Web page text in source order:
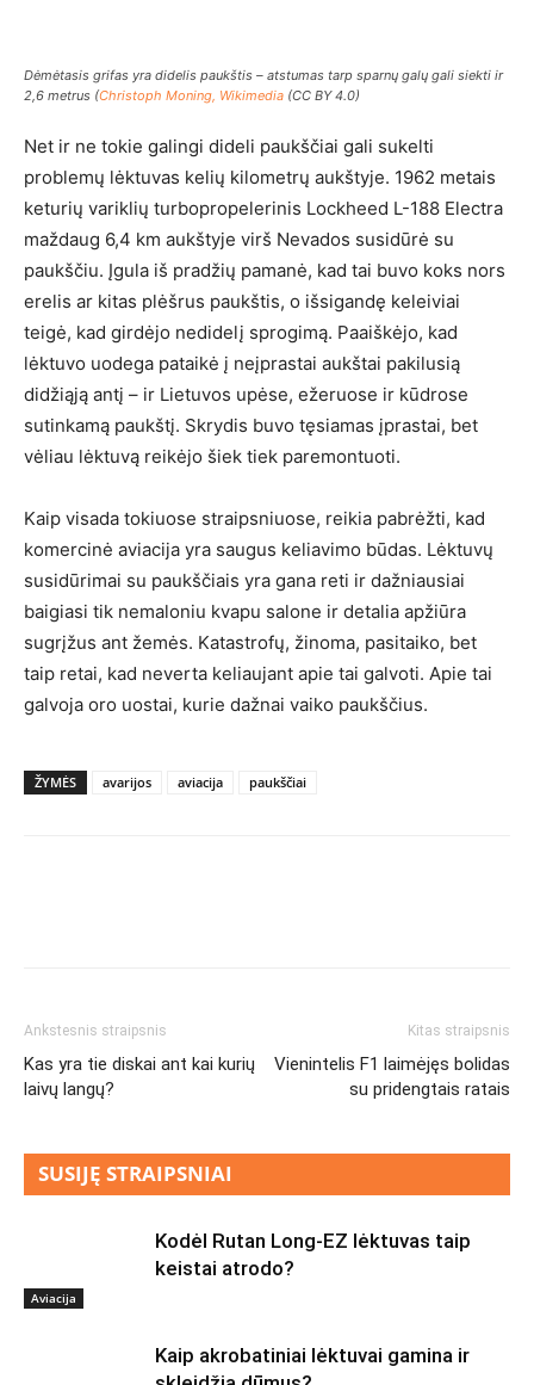
Dėmėtasis grifas yra didelis paukštis – atstumas tarp sparnų galų gali siekti ir
2,6 metrus (Christoph Moning, Wikimedia (CC BY 4.0)
Net ir ne tokie galingi dideli paukščiai gali sukelti
problemų lėktuvas kelių kilometrų aukštyje. 1962 metais
keturių variklių turbopropelerinis Lockheed L-188 Electra
maždaug 6,4 km aukštyje virš Nevados susidūrė su
paukščiu. Įgula iš pradžių pamanė, kad tai buvo koks nors
erelis ar kitas plėšrus paukštis, o išsigandę keleiviai
teigė, kad girdėjo nedidelį sprogimą. Paaiškėjo, kad
lėktuvo uodega pataikė į neįprastai aukštai pakilusią
didžiąją antį – ir Lietuvos upėse, ežeruose ir kūdrose
sutinkamą paukštį. Skrydis buvo tęsiamas įprastai, bet
vėliau lėktuvą reikėjo šiek tiek paremontuoti.
Kaip visada tokiuose straipsniuose, reikia pabrėžti, kad
komercinė aviacija yra saugus keliavimo būdas. Lėktuvų
susidūrimai su paukščiais yra gana reti ir dažniausiai
baigiasi tik nemaloniu kvapu salone ir detalia apžiūra
sugrįžus ant žemės. Katastrofų, žinoma, pasitaiko, bet
taip retai, kad neverta keliaujant apie tai galvoti. Apie tai
galvoja oro uostai, kurie dažnai vaiko paukščius.
ŽYMĖS avarijos aviacija paukščiai
Ankstesnis straipsnis
Kas yra tie diskai ant kai kurių
laivų langų?
Kitas straipsnis
Vienintelis F1 laimėjęs bolidas
su pridengtais ratais
SUSIJĘ STRAIPSNIAI
Aviacija
Kodėl Rutan Long-EZ lėktuvas taip
keistai atrodo?
Kaip akrobatiniai lėktuvai gamina ir